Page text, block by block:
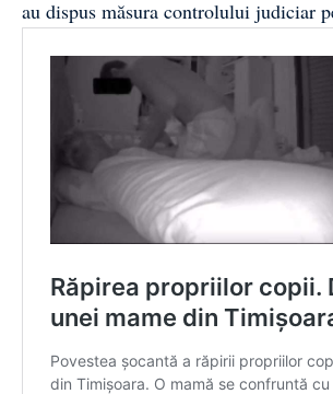
au dispus măsura controlului judiciar